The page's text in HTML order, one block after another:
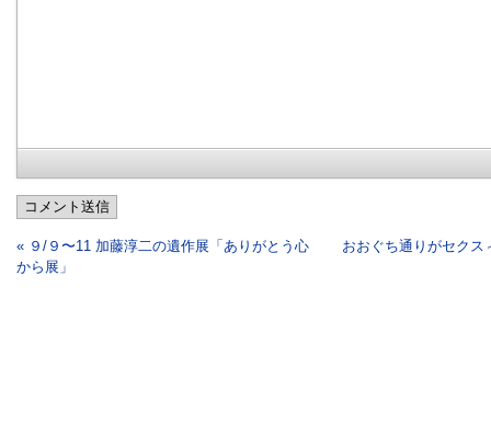
コメント送信
« ９/９〜11 加藤淳二の遺作展「ありがとう心
から展」
おおぐち通りがセクス